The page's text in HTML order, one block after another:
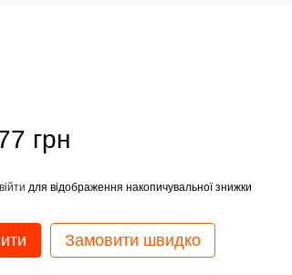
грн
для відображення накопичувальної знижки
Замовити швидко